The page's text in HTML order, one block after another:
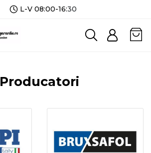
L-V 08:00-16:30
Producatori